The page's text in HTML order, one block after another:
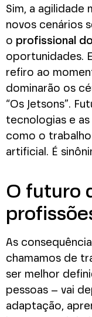
Sim, a agilidade
novos cenários
o profissional
oportunidades.
refiro ao
dominarão os
“Os Jetsons”.
tecnologias e as
como o
artificial. É
O futuro
As
chamamos de
ser melhor
pessoas – vai
adaptação,